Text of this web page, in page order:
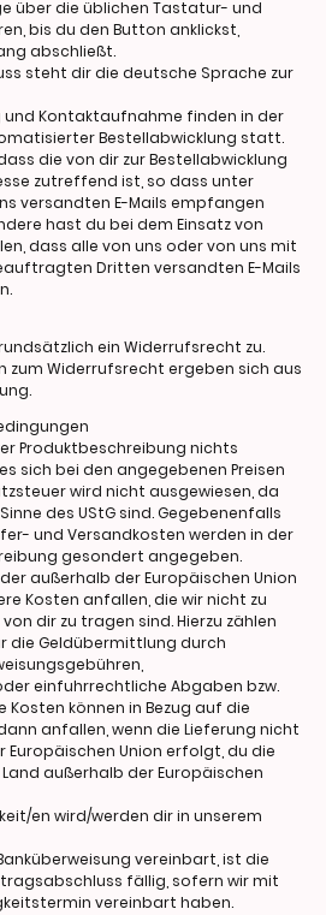
über die üblichen Tastatur- und
bis du den Button anklickst,
abschließt.
steht dir die deutsche Sprache zur
und Kontaktaufnahme finden in der
Bestellabwicklung statt.
die von dir zur Bestellabwicklung
zutreffend ist, so dass unter
versandten E-Mails empfangen
hast du bei dem Einsatz von
dass alle von uns oder von uns mit
Dritten versandten E-Mails
ein Widerrufsrecht zu.
zum Widerrufsrecht ergeben sich aus
Produktbeschreibung nichts
sich bei den angegebenen Preisen
wird nicht ausgewiesen, da
des UStG sind. Gegebenenfalls
und Versandkosten werden in der
gesondert angegeben.
außerhalb der Europäischen Union
Kosten anfallen, die wir nicht zu
dir zu tragen sind. Hierzu zählen
die Geldübermittlung durch
einfuhrrechtliche Abgaben bzw.
Kosten können in Bezug auf die
anfallen, wenn die Lieferung nicht
Europäischen Union erfolgt, du die
außerhalb der Europäischen
en wird/werden dir in unserem
vereinbart, ist die
fällig, sofern wir mit
vereinbart haben.